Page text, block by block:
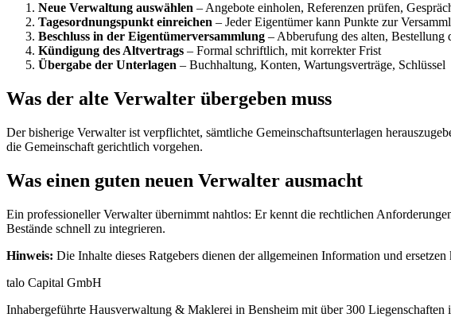
Neue Verwaltung auswählen – Angebote einholen, Referenzen prüfen,
Tagesordnungspunkt einreichen – Jeder Eigentümer kann Punkte zur
Beschluss in der Eigentümerversammlung – Abberufung des alten, Bestellung
Kündigung des Altvertrags – Formal schriftlich, mit korrekter Frist
Übergabe der Unterlagen – Buchhaltung, Konten, Wartungsverträge, Schlüssel
Was der alte Verwalter übergeben muss
Der bisherige Verwalter ist verpflichtet, sämtliche Gemeinschaftsunterlagen
die Gemeinschaft gerichtlich vorgehen.
Was einen guten neuen Verwalter ausmacht
Ein professioneller Verwalter übernimmt nahtlos: Er kennt die rechtlichen
Bestände schnell zu integrieren.
Hinweis: Die Inhalte dieses Ratgebers dienen der allgemeinen Information und
talo Capital GmbH
Inhabergeführte Hausverwaltung & Maklerei in Bensheim mit über 300 Liegenschaften